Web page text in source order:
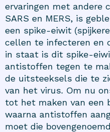
ervaringen met andere
SARS en MERS, is
een spike-eiwit
cellen te infecteren en
in staat is dit spike-
antistoffen tegen te
de uitsteeksels die te
van het virus. Om nu
tot het maken van een
waarna antistoffen
moet die